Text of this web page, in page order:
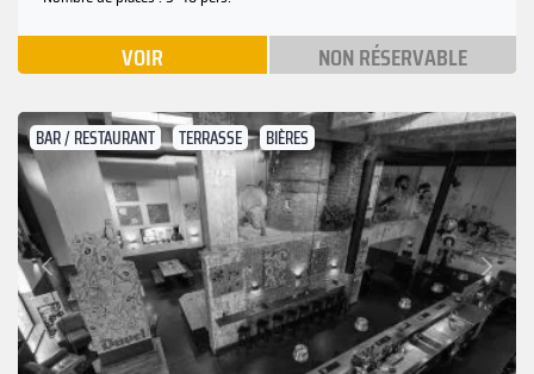
VOIR NON RÉSERVABLE
BAR / RESTAURANT TERRASSE BIÈRES
Précédent
Suivant